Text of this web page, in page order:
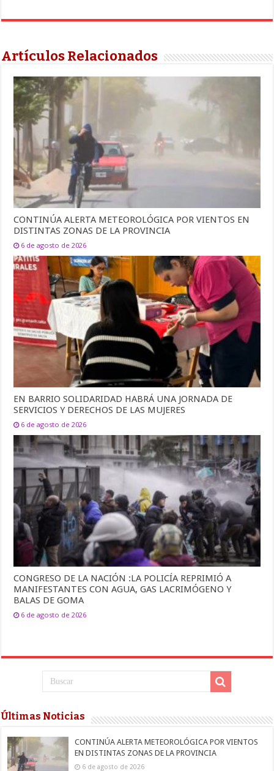
Artículos Relacionados
CONTINÚA ALERTA METEOROLÓGICA POR VIENTOS EN
DISTINTAS ZONAS DE LA PROVINCIA
6 de agosto de 2026
EN BARRIO SOLIDARIDAD HABRÁ UNA JORNADA DE
SERVICIOS Y DERECHOS DE LAS MUJERES
6 de agosto de 2026
CONGRESO DE LA NACIÓN :LA POLICÍA REPRIMIÓ A
MANIFESTANTES CON AGUA, GAS LACRIMÓGENO Y
BALAS DE GOMA
6 de agosto de 2026
Últimas Noticias
CONTINÚA ALERTA METEOROLÓGICA POR VIENTOS
EN DISTINTAS ZONAS DE LA PROVINCIA
6 de agosto de 2026